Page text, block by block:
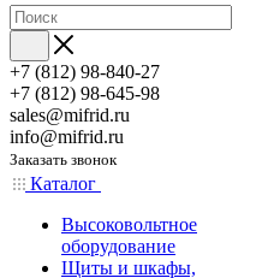
+7 (812) 98-840-27
+7 (812) 98-645-98
sales@mifrid.ru
info@mifrid.ru
Заказать звонок
Каталог
Высоковольтное
оборудование
Щиты и шкафы,